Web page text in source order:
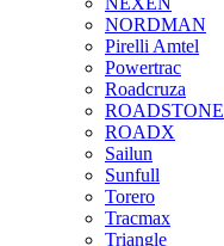
NORDMAN
Pirelli Amtel
Powertrac
Roadcruza
ROADSTONE
ROADX
Sailun
Sunfull
Torero
Tracmax
Triangle